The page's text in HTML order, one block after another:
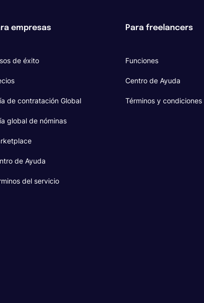
empresas
de éxito
de contratación Global
global de nóminas
de Ayuda
del servicio
Para freelancers
Funciones
Centro de Ayuda
Términos y condiciones